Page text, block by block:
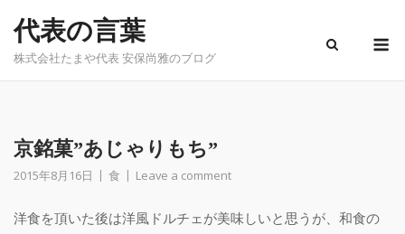
content
代表の言葉
株式会社たまや代表 安保尚雅のブログ
京銘菓”あじゃりもち”
2015年8月16日 食 Leave a comment
洋食を頂いた後は洋風ドルチェが美味しいと思うが、和食の